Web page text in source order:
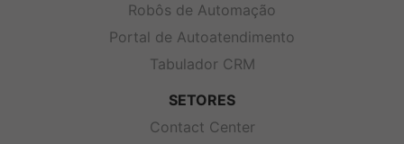
Robôs de Automação
Portal de Autoatendimento
Tabulador CRM
SETORES
Contact Center